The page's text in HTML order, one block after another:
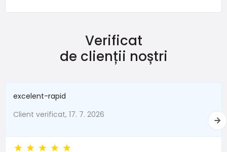
Verificat
de clienții noștri
excelent-rapid
Client verificat, 17. 7. 2026